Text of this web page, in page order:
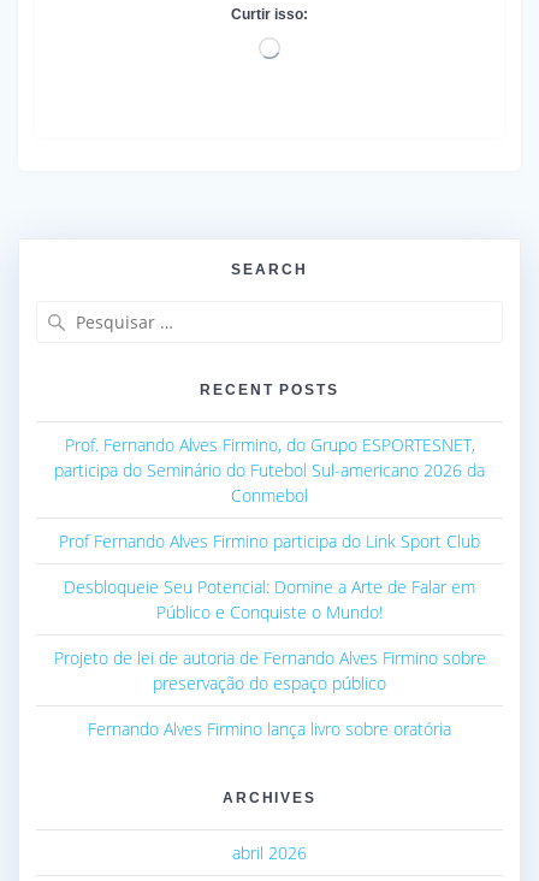
Curtir isso:
Carregando...
SEARCH
RECENT POSTS
Prof. Fernando Alves Firmino, do Grupo ESPORTESNET,
participa do Seminário do Futebol Sul-americano 2026 da
Conmebol
Prof Fernando Alves Firmino participa do Link Sport Club
Desbloqueie Seu Potencial: Domine a Arte de Falar em
Público e Conquiste o Mundo!
Projeto de lei de autoria de Fernando Alves Firmino sobre
preservação do espaço público
Fernando Alves Firmino lança livro sobre oratória
ARCHIVES
abril 2026